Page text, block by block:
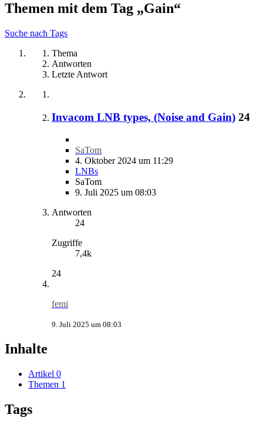
Themen mit dem Tag „Gain“
Suche nach Tags
Thema
Antworten
Letzte Antwort
Invacom LNB types, (Noise and Gain) 24
SaTom
4. Oktober 2024 um 11:29
LNBs
SaTom
9. Juli 2025 um 08:03
Antworten
24
Zugriffe
7,4k
24
femi
9. Juli 2025 um 08:03
Inhalte
Artikel 0
Themen 1
Tags